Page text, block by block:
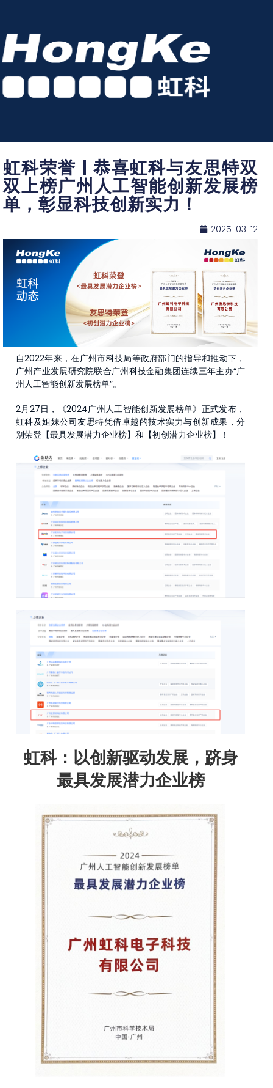
虹科荣誉 | 恭喜虹科与友思特双
双上榜广州人工智能创新发展榜
单，彰显科技创新实力！
2025-03-12
自2022年来，在广州市科技局等政府部门的指导和推动下，
广州产业发展研究院联合广州科技金融集团连续三年主办“广
州人工智能创新发展榜单”。
2月27日，《2024广州人工智能创新发展榜单》正式发布，
虹科及姐妹公司友思特凭借卓越的技术实力与创新成果，分
别荣登【最具发展潜力企业榜】和【初创潜力企业榜】！
虹科：以创新驱动发展，跻身
最具发展潜力企业榜